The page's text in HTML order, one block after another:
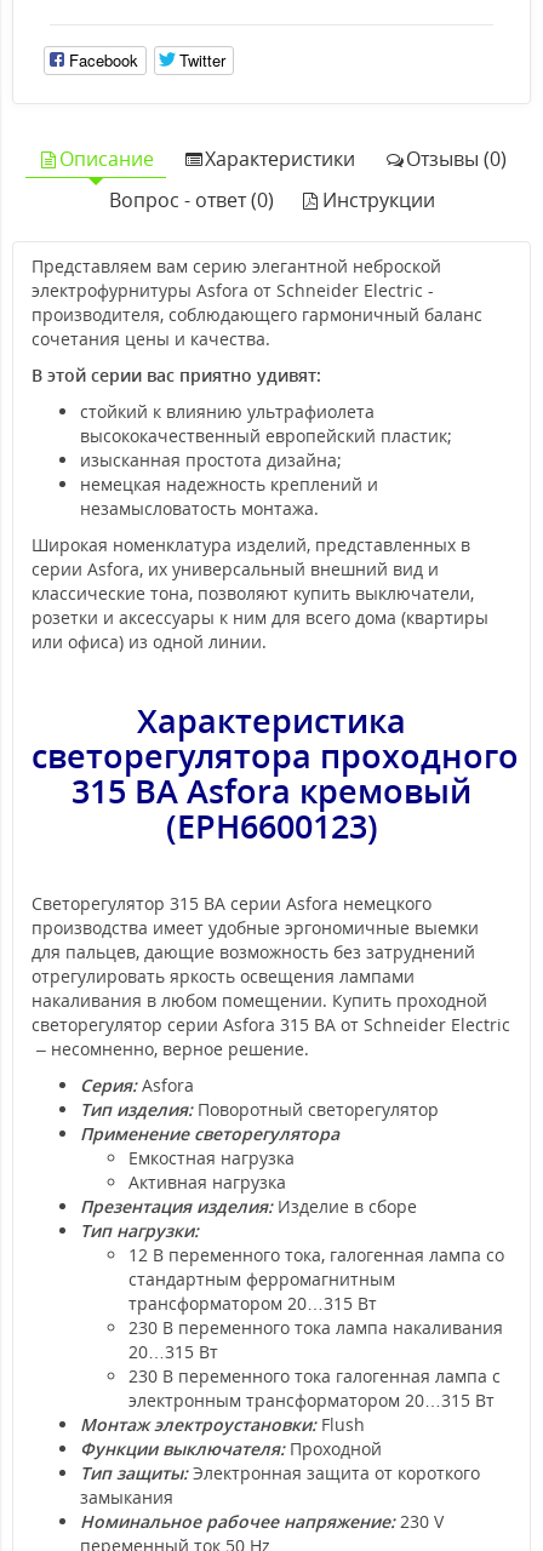
Facebook Twitter
Описание Характеристики
Отзывы (0)
Вопрос - ответ (0)
Инструкции
Представляем вам серию элегантной неброской
электрофурнитуры Asfora от Schneider Electric -
производителя, соблюдающего гармоничный баланс
сочетания цены и качества.
В этой серии вас приятно удивят:
стойкий к влиянию ультрафиолета
высококачественный европейский пластик;
изысканная простота дизайна;
немецкая надежность креплений и
незамысловатость монтажа.
Широкая номенклатура изделий, представленных в
серии Asfora, их универсальный внешний вид и
классические тона, позволяют купить выключатели,
розетки и аксессуары к ним для всего дома (квартиры
или офиса) из одной линии.
Характеристика
светорегулятора проходного
315 ВА Asfora кремовый
(EPH6600123)
Светорегулятор 315 ВА серии Asfora немецкого
производства имеет удобные эргономичные выемки
для пальцев, дающие возможность без затруднений
отрегулировать яркость освещения лампами
накаливания в любом помещении. Купить проходной
светорегулятор серии Asfora 315 ВА от Schneider Electric
– несомненно, верное решение.
Серия:Asfora
Тип изделия:Поворотный светорегулятор
Применение светорегулятора
Емкостная нагрузка
Активная нагрузка
Презентация изделия: Изделие в сборе
Тип нагрузки:
12 В переменного тока, галогенная лампа со
стандартным ферромагнитным
трансформатором 20…315 Вт
230 В переменного тока лампа накаливания
20…315 Вт
230 В переменного тока галогенная лампа с
электронным трансформатором 20…315 Вт
Монтаж электроустановки:Flush
Функции выключателя:Проходной
Тип защиты:Электронная защита от короткого
замыкания
Номинальное рабочее напряжение:230 V
переменный ток 50 Hz